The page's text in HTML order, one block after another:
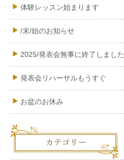
体験レッスン始まります
/末/始のお知らせ
2025/発表会無事に終了しました
発表会リハーサルもうすぐ
お盆のお休み